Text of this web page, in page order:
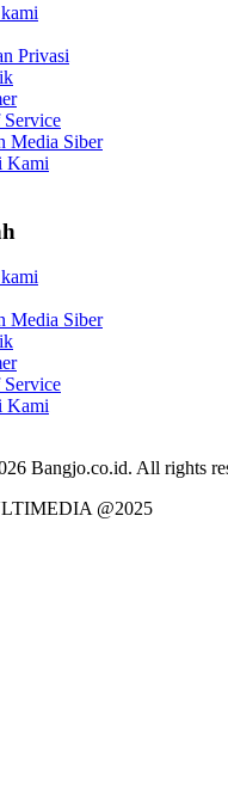
Privasi
Media Siber
Kami
Media Siber
Kami
Bangjo.co.id. All rights
@2025